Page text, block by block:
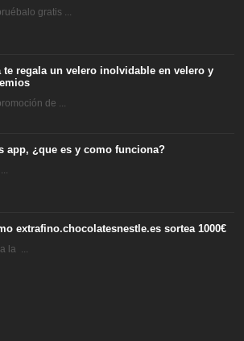
gratis ...
te regala un velero inolvidable en velero y
de ...
app, ¿que es y como funciona?
extrafino.chocolatesnestle.es sortea 1000€
la ...